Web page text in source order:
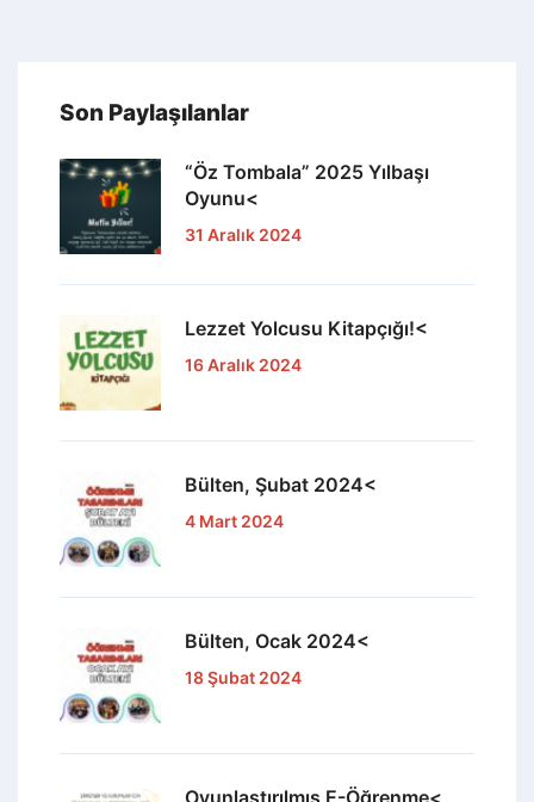
Son Paylaşılanlar
“Öz Tombala” 2025 Yılbaşı
Oyunu<
31 Aralık 2024
Lezzet Yolcusu Kitapçığı!<
16 Aralık 2024
Bülten, Şubat 2024<
4 Mart 2024
Bülten, Ocak 2024<
18 Şubat 2024
Oyunlaştırılmış E-Öğrenme<